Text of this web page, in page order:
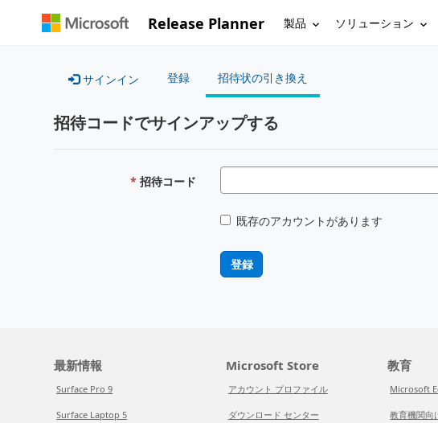
Release Planner 製品 ソリューション
サインイン 登録 招待状の引き換え
招待コードでサインアップする
招待コード
既存のアカウントがあります
登録
最新情報
Surface Pro 9
Surface Laptop 5
Microsoft Store
アカウント プロファイル
ダウンロード センター
教育
Microsoft
教育機関向